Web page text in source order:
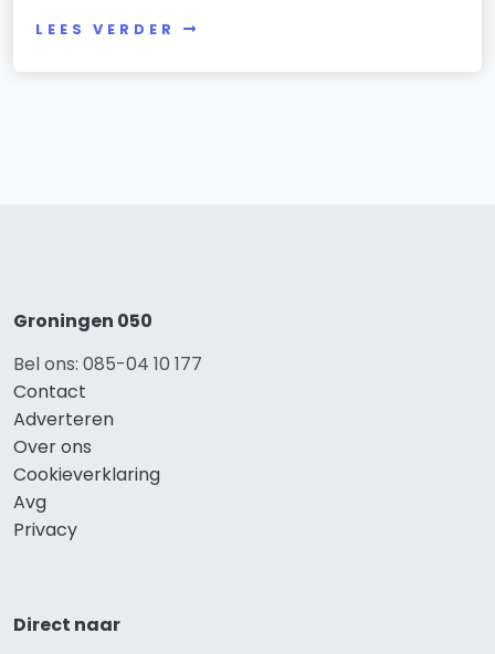
LEES VERDER
Groningen 050
Bel ons: 085-04 10 177
Contact
Adverteren
Over ons
Cookieverklaring
Avg
Privacy
Direct naar